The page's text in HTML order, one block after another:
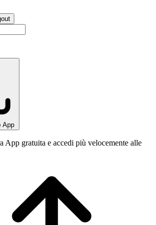
App
App gratuita e accedi più velocemente alle